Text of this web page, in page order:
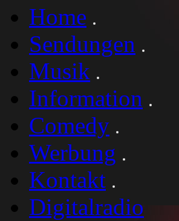
Home
Sendungen
Musik
Information
Comedy
Werbung
Kontakt
Digitalradio